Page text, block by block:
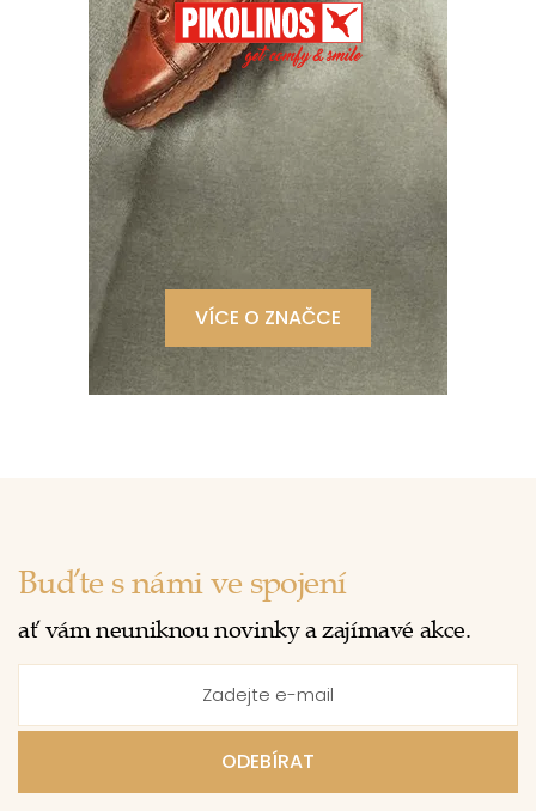
VÍCE O ZNAČCE
Buďte s námi ve spojení
ať vám neuniknou novinky a zajímavé akce.